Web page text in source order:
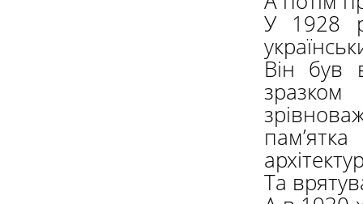
У 1928
Він був
зразком
Та